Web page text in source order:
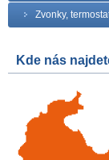
Zvonky,
Kde nás